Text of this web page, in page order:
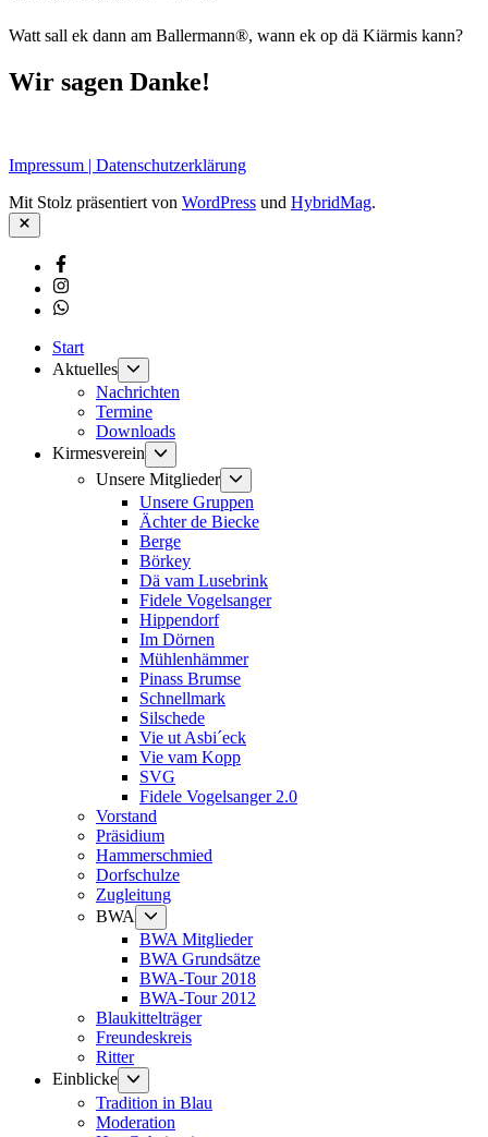
Watt sall ek dann am Ballermann®, wann ek op dä Kiärmis kann?
Wir sagen Danke!
Impressum | Datenschutzerklärung
Mit Stolz präsentiert von WordPress und HybridMag.
Schließen
Facebook
Instagram
Whatsapp
Start
Aktuelles
anzeigen
Nachrichten
Termine
Downloads
Kirmesverein
Untermenü
anzeigen
Unsere Mitglieder
anzeigen
Unsere Gruppen
Ächter de Biecke
Berge
Börkey
Dä vam Lusebrink
Fidele Vogelsanger
Hippendorf
Im Dörnen
Mühlenhämmer
Pinass Brumse
Schnellmark
Silschede
Vie ut Asbi´eck
Vie vam Kopp
SVG
Fidele Vogelsanger 2.0
Vorstand
Präsidium
Hammerschmied
Dorfschulze
Zugleitung
BWA
anzeigen
BWA Mitglieder
BWA Grundsätze
BWA-Tour 2018
BWA-Tour 2012
Blaukittelträger
Freundeskreis
Ritter
Einblicke
Untermenü
anzeigen
Tradition in Blau
Moderation